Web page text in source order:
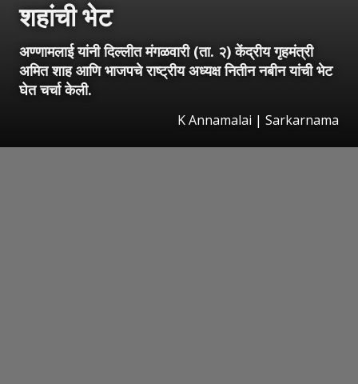
शहांची भेट
अण्णामलाई यांनी दिल्लीत मंगळवारी (ता. २) केंद्रीय गृहमंत्री
अमित शाह आणि भाजपचे राष्ट्रीय अध्यक्ष नितीन नबीन यांची भेट
घेत चर्चा केली.
K Annamalai | Sarkarnama